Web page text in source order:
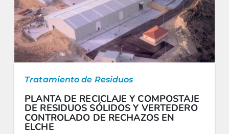
Tratamiento de Residuos
PLANTA DE RECICLAJE Y COMPOSTAJE
DE RESIDUOS SÓLIDOS Y VERTEDERO
CONTROLADO DE RECHAZOS EN
ELCHE